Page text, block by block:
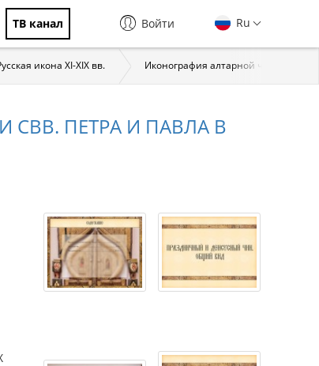
ТВ канал Ru
Войти
икона XI-XIX вв. Иконография алтарной части:
СВВ. ПЕТРА И ПАВЛА В